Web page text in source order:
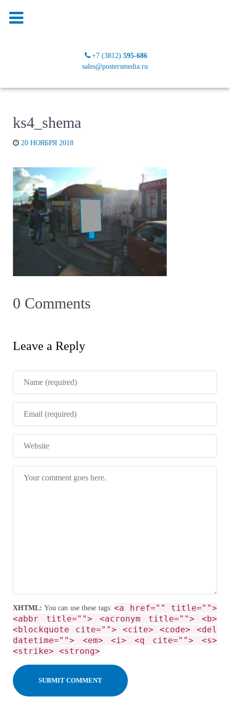
+7 (3812)595-686
sales@postersmedia.ru
ks4_shema
20 НОЯБРЯ 2018
0 Comments
Leave a Reply
XHTML: You can use these tags: <a href="" title="">
<abbr title=""> <acronym title=""> <b>
<blockquote cite=""> <cite> <code> <del
datetime=""> <em> <i> <q cite=""> <s>
<strike> <strong>